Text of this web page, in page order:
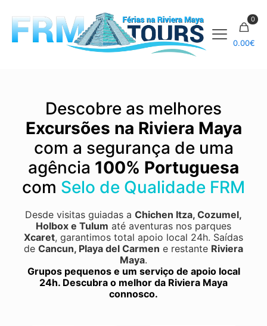
0
0.00€
Descobre as melhores
Excursões na Riviera Maya
com a segurança de uma
agência 100% Portuguesa
com Selo de Qualidade FRM
Desde visitas guiadas a Chichen Itza, Cozumel,
Holbox e Tulum até aventuras nos parques
Xcaret, garantimos total apoio local 24h. Saídas
de Cancun, Playa del Carmen e restante Riviera
Maya.
Grupos pequenos e um serviço de apoio local
24h. Descubra o melhor da Riviera Maya
connosco.